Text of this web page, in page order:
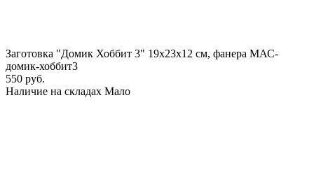
Заготовка "Домик Хоббит 3" 19х23х12 см, фанера МАС-
домик-хоббит3
550 руб.
Наличие на складах Мало